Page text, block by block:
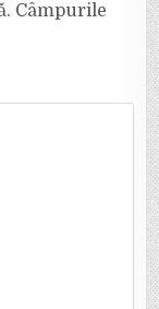
Câmpurile